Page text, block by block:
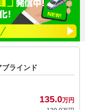
ラインド
135.0万円